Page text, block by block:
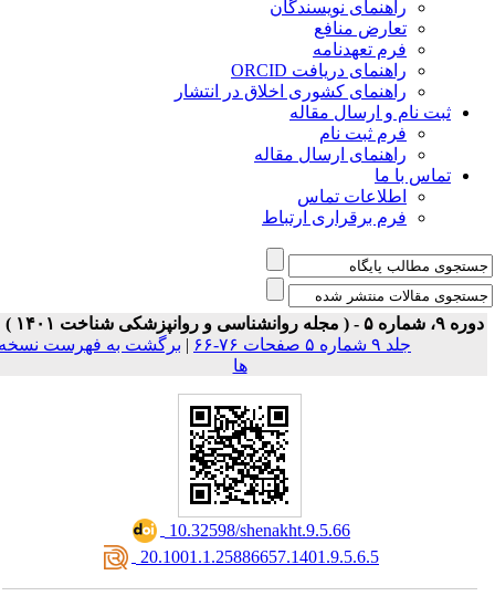
راهنمای نویسندگان
تعارض منافع
فرم تعهدنامه
راهنمای دریافت ORCID
راهنمای کشوری اخلاق در انتشار
ثبت نام و ارسال مقاله
فرم ثبت نام
راهنمای ارسال مقاله
تماس با ما
اطلاعات تماس
فرم برقراری ارتباط
شماره ۵ - ( مجله روانشناسی و روانپزشکی شناخت ۱۴۰۱ )
جلد ۹ شماره ۵ صفحات ۷۶-۶۶
| برگشت به فهرست نسخه
ها
‎ 10.32598/shenakht.9.5.66
‎ 20.1001.1.25886657.1401.9.5.6.5